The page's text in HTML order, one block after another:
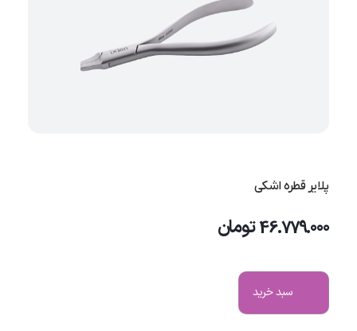
پلایر قطره اشکی
46.779.000تومان
سبد خرید